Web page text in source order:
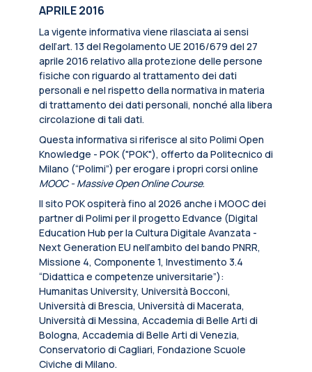
APRILE 2016
La vigente informativa viene rilasciata ai sensi
dell’art. 13 del Regolamento UE 2016/679 del 27
aprile 2016 relativo alla protezione delle persone
fisiche con riguardo al trattamento dei dati
personali e nel rispetto della normativa in materia
di trattamento dei dati personali, nonché alla libera
circolazione di tali dati.
Questa informativa si riferisce al sito Polimi Open
Knowledge - POK ("POK"), offerto da Politecnico di
Milano (“Polimi”) per erogare i propri corsi online
MOOC - Massive Open Online Course.
Il sito POK ospiterà fino al 2026 anche i MOOC dei
partner di Polimi per il progetto Edvance (Digital
Education Hub per la Cultura Digitale Avanzata -
Next Generation EU nell’ambito del bando PNRR,
Missione 4, Componente 1, Investimento 3.4
“Didattica e competenze universitarie”):
Humanitas University, Università Bocconi,
Università di Brescia, Università di Macerata,
Università di Messina, Accademia di Belle Arti di
Bologna, Accademia di Belle Arti di Venezia,
Conservatorio di Cagliari, Fondazione Scuole
Civiche di Milano.